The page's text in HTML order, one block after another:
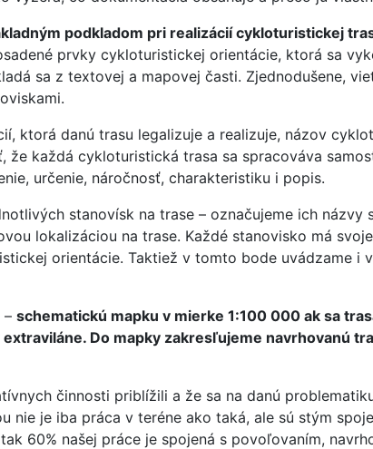
podkladom pri realizácií cykloturistickej
prvky cykloturistickej orientácie, ktorá sa
sa z textovej a mapovej časti. Zjednodušene,
ktorá danú trasu legalizuje a realizuje, názov
každá cykloturistická trasa sa spracováva
určenie, náročnosť, charakteristiku i popis.
stanovísk na trase – označujeme ich názvy
lokalizáciou na trase. Každé stanovisko má
orientácie. Taktiež v tomto bode uvádzame i
– schematickú mapku v mierke 1:100 000 ak sa
Do mapky zakresľujeme navrhovanú
činnosti priblížili a že sa na danú
nie je iba práca v teréne ako taká, ale sú stým
60% našej práce je spojená s povoľovaním,